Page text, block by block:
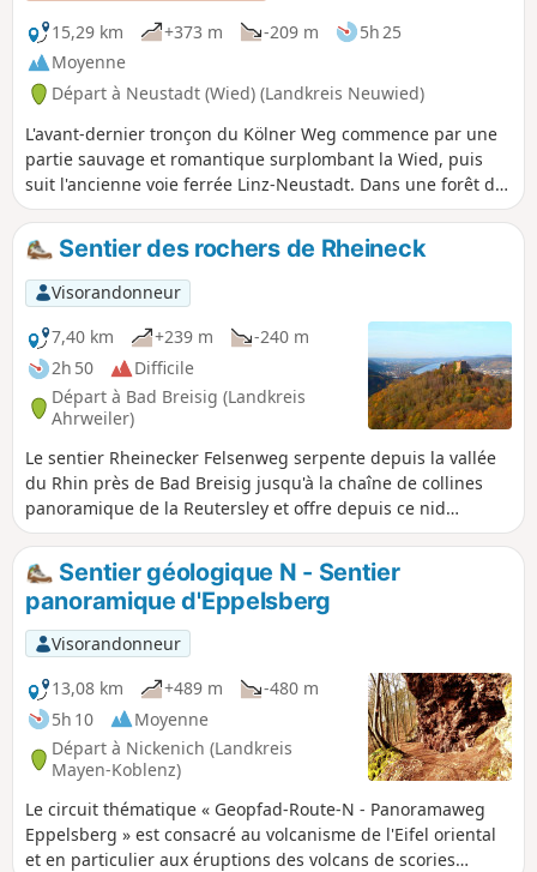
15,29 km
+373 m -209 m
5h 25
Moyenne
Départ à Neustadt (Wied) (Landkreis Neuwied)
L'avant-dernier tronçon du Kölner Weg commence par une
partie sauvage et romantique surplombant la Wied, puis
suit l'ancienne voie ferrée Linz-Neustadt. Dans une forêt de
feuillus, on monte jusqu'à Rüddel, où on peut profiter d'une
belle vue. Plus tard, on descend en pente raide vers
Hammerhof et continue à travers la vallée du Pfaffenbach.
En longeant le Windhagenerbach, on arrive à Windhagen
avec sa belle église Saint-Barthélemy. La balade se termine
à Rottbitze.
Sentier des rochers de Rheineck
Visorandonneur
7,40 km
+239 m
-240 m
2h 50
Difficile
Départ à Bad Breisig (Landkreis
Ahrweiler)
Le sentier Rheinecker Felsenweg serpente depuis la vallée
du Rhin près de Bad Breisig jusqu'à la chaîne de collines
panoramique de la Reutersley et offre depuis ce nid
rocheux exposé une vue panoramique de rêve sur la vallée
du Rhin moyen. Des formations rocheuses de schiste et de
basalte, toutes d'origine volcanique, une frontière
historique et des ruines médiévales garantissent en plus
une randonnée riche en découvertes. Des sentiers naturels,
de larges chemins forestiers et des chemins asphaltés dans
les localités font partie du profil du parcours.
Sentier géologique N - Sentier
panoramique d'Eppelsberg
Visorandonneur
13,08 km
+489 m
-480 m
5h 10
Moyenne
Départ à Nickenich (Landkreis
Mayen-Koblenz)
Le circuit thématique « Geopfad-Route-N - Panoramaweg
Eppelsberg » est consacré au volcanisme de l'Eifel oriental
et en particulier aux éruptions des volcans de scories